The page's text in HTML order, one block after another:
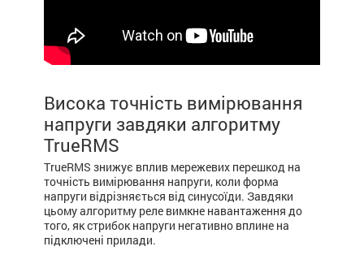
Висока точність вимірювання
напруги завдяки алгоритму
TrueRMS
TrueRMS знижує вплив мережевих перешкод на
точність вимірювання напруги, коли форма
напруги відрізняється від синусоїди. Завдяки
цьому алгоритму реле вимкне навантаження до
того, як стрибок напруги негативно вплине на
підключені прилади.